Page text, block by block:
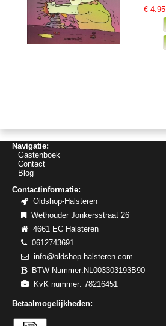
€ 4.95
Navigatie:
Gastenboek
Contact
Blog
Contactinformatie:
Oldshop-Halsteren
Wethouder Jonkersstraat 26
4661 EC Halsteren
0612743691
info@oldshop-halsteren.com
BTW Nummer:NL003303193B90
KvK nummer: 78216451
Betaalmogelijkheden: